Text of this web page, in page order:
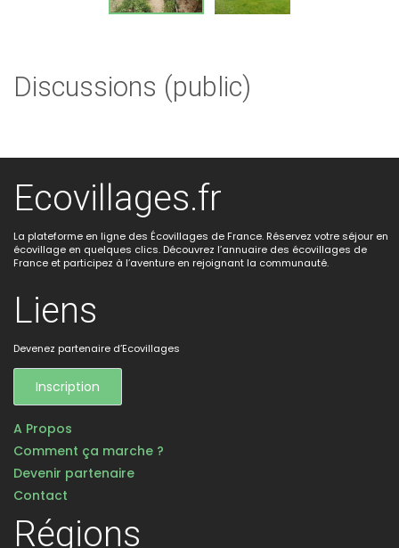
Discussions (public)
Ecovillages.fr
La plateforme en ligne des Écovillages de France. Réservez votre séjour en
écovillage en quelques clics. Découvrez l’annuaire des écovillages de
France et participez à l’aventure en rejoignant la communauté.
Liens
Devenez partenaire d’Ecovillages
Inscription
A Propos
Comment ça marche ?
Devenir partenaire
Contact
Régions